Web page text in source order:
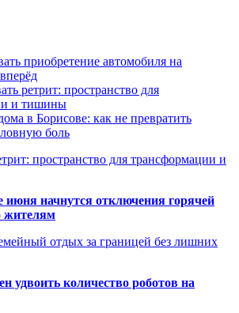
приобретение автомобиля на
ретрит: пространство для
и тишины
в Борисове: как не превратить
боль
пространство для трансформации и
июня начнутся отключения горячей
жителям
отдых за границей без лишних
количество роботов на